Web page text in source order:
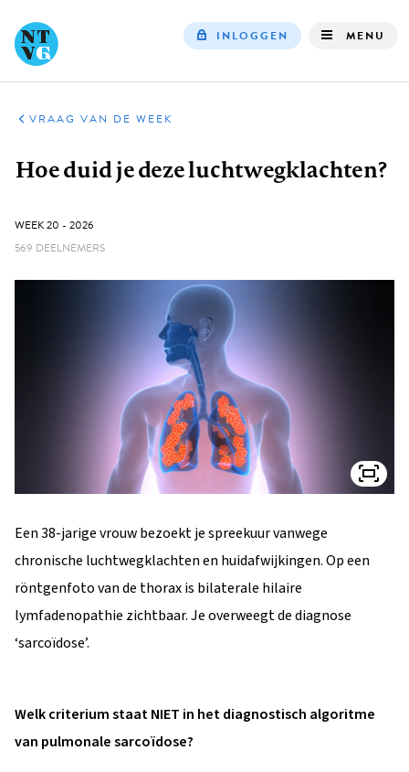
INLOGGEN MENU
VRAAG VAN DE WEEK
Hoe duid je deze luchtwegklachten?
GEPUBLICEERD:
WEEK 20 - 2026
569 DEELNEMERS
Een 38-jarige vrouw bezoekt je spreekuur vanwege
chronische luchtwegklachten en huidafwijkingen. Op een
röntgenfoto van de thorax is bilaterale hilaire
lymfadenopathie zichtbaar. Je overweegt de diagnose
‘sarcoïdose’.
Welk criterium staat NIET in het diagnostisch algoritme
van pulmonale sarcoïdose?